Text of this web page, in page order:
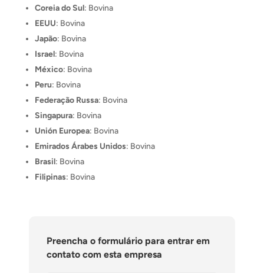
Coreia do Sul: Bovina
EEUU: Bovina
Japão: Bovina
Israel: Bovina
México: Bovina
Peru: Bovina
Federação Russa: Bovina
Singapura: Bovina
Unión Europea: Bovina
Emirados Árabes Unidos: Bovina
Brasil: Bovina
Filipinas: Bovina
Preencha o formulário para entrar em
contato com esta empresa